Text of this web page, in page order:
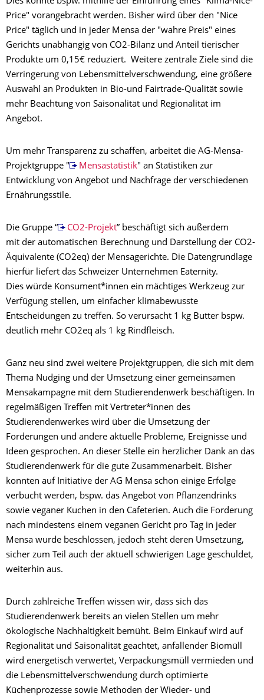
Price" vorangebracht werden. Bisher wird über den "Nice
Price" täglich und in jeder Mensa der "wahre Preis" eines
Gerichts unabhängig von CO2-Bilanz und Anteil tierischer
Produkte um 0,15€ reduziert. Weitere zentrale Ziele sind die
Verringerung von Lebensmittelverschwendung, eine größere
Auswahl an Produkten in Bio-und Fairtrade-Qualität sowie
mehr Beachtung von Saisonalität und Regionalität im
Angebot.
Um mehr Transparenz zu schaffen, arbeitet die AG-Mensa-
Projektgruppe "
Mensastatistik" an Statistiken zur
Entwicklung von Angebot und Nachfrage der verschiedenen
Ernährungsstile.
Die Gruppe “ CO2-Projekt” beschäftigt sich außerdem
mit der automatischen Berechnung und Darstellung der CO2-
Äquivalente (CO2eq) der Mensagerichte. Die Datengrundlage
hierfür liefert das Schweizer Unternehmen Eaternity.
Dies würde Konsument*innen ein mächtiges Werkzeug zur
Verfügung stellen, um einfacher klimabewusste
Entscheidungen zu treffen. So verursacht 1 kg Butter bspw.
deutlich mehr CO2eq als 1 kg Rindfleisch.
Ganz neu sind zwei weitere Projektgruppen, die sich mit dem
Thema Nudging und der Umsetzung einer gemeinsamen
Mensakampagne mit dem Studierendenwerk beschäftigen. In
regelmäßigen Treffen mit Vertreter*innen des
Studierendenwerkes wird über die Umsetzung der
Forderungen und andere aktuelle Probleme, Ereignisse und
Ideen gesprochen. An dieser Stelle ein herzlicher Dank an das
Studierendenwerk für die gute Zusammenarbeit. Bisher
konnten auf Initiative der AG Mensa schon einige Erfolge
verbucht werden, bspw. das Angebot von Pflanzendrinks
sowie veganer Kuchen in den Cafeterien. Auch die Forderung
nach mindestens einem veganen Gericht pro Tag in jeder
Mensa wurde beschlossen, jedoch steht deren Umsetzung,
sicher zum Teil auch der aktuell schwierigen Lage geschuldet,
weiterhin aus.
Durch zahlreiche Treffen wissen wir, dass sich das
Studierendenwerk bereits an vielen Stellen um mehr
ökologische Nachhaltigkeit bemüht. Beim Einkauf wird auf
Regionalität und Saisonalität geachtet, anfallender Biomüll
wird energetisch verwertet, Verpackungsmüll vermieden und
die Lebensmittelverschwendung durch optimierte
Küchenprozesse sowie Methoden der Wieder- und